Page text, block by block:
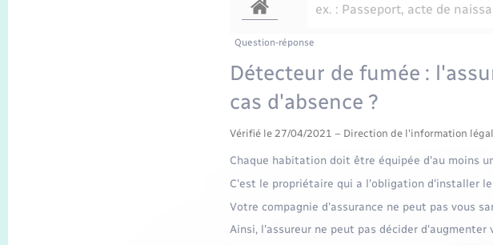
Question-réponse
Détecteur de fumée :
cas d'absence ?
Vérifié le 27/04/2021 – Direction de l'information
Chaque habitation doit être équipée d'au moins
C'est le propriétaire qui a l'obligation d'installer
Votre compagnie d'assurance ne peut pas vous
Ainsi, l'assureur ne peut pas décider